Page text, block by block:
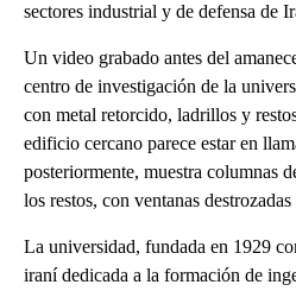
sectores industrial y de defensa de
Un video grabado antes del
centro de investigación de la
con metal retorcido, ladrillos y
edificio cercano parece estar en
posteriormente, muestra columnas
los restos, con ventanas
La universidad, fundada en 1929
iraní dedicada a la formación de